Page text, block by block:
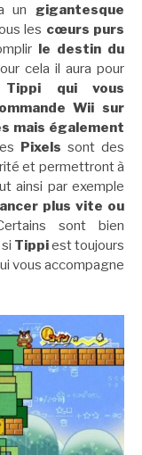
un gigantesque
les cœurs purs
le destin du
cela il aura pour
Tippi qui vous
Wii sur
mais également
Pixels sont des
et permettront à
ainsi par exemple
plus vite ou
sont bien
Tippiest toujours
vous accompagne